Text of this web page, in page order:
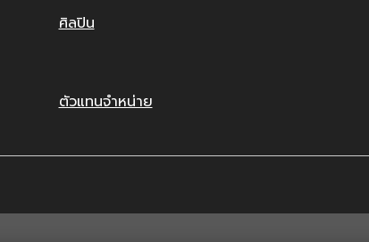
ศิลปิน
ตัวแทนจำหน่าย